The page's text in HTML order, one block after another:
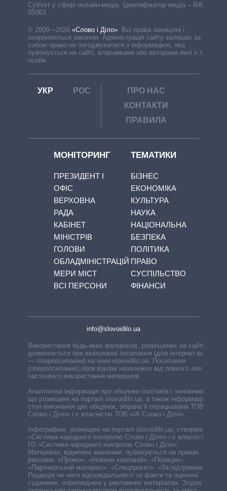
Cуб'єкт у сфері онлайн-медіа. Ідентифікатор медіа – R40-
05063
© 2009—2026 «Слово і Діло». Всі права захищені і
охороняються законом. Адміністрація сайту залишає за
собою право не погоджуватися з інформацією, яка
публікується на сайті, власниками або авторами якої є треті
особи.
УКР РОС
ПРО НАС
КОНТАКТИ
ПРАВИЛА
МОНІТОРИНГ
ПРЕЗИДЕНТ І
ОФІС
ВЕРХОВНА
РАДА
КАБІНЕТ
МІНІСТРІВ
ГОЛОВИ
ОБЛАДМІНІСТРАЦІЙ
МЕРИ МІСТ
ВСІ ПЕРСОНИ
ТЕМАТИКИ
БІЗНЕС
ЕКОНОМІКА
КУЛЬТУРА
НАУКА
НАЦІОНАЛЬНА
БЕЗПЕКА
ПОЛІТИКА
ПРАВО
СУСПІЛЬСТВО
ФІНАНСИ
info@slovoidilo.ua
Використання будь-яких матеріалів, розміщених на сайті,
дозволяється при вказуванні посилання (для інтернет-видань
— гіперпосилання) на www.slovoidilo.ua. Посилання
(гіперпосилання) обов’язкове незалежно від повного або
часткового використання матеріалів.
Аналітична інформація про обіцянки політиків і чиновників,
що розміщені на порталі slovoidilo.ua, а також інформація про
стан виконання цих обіцянок, зібрана й опрацьована ТОВ «ІА
Слово і Діло» і є власністю ТОВ «ІА Слово і Діло».
Інфографіки, розміщені на порталі slovoidilo.ua, створені ГО
«Система народного контролю Слово і Діло» і є власністю
ГО «Система народного контролю Слово і Діло».
Матеріали, відмічені значками, публікуються на правах
реклами: «Промо», «Новини компаній», «Позиція»,
«Партнерський матеріал», «Спецпроєкт», «За підтримки».
Редакція не несе відповідальності за факти та оціночні
судження, оприлюднені у рекламних матеріалах. Згідно з